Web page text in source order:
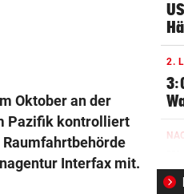
Oktober an der
Pazifik kontrolliert
Interfax mit.
2.